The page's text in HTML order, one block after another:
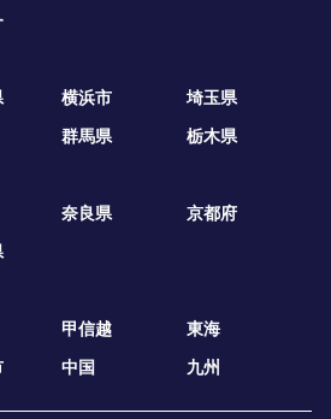
横浜市
埼玉県
群馬県 栃木県
奈良県
京都府
甲信越
東海
中国 九州